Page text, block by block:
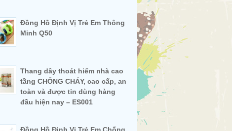
Đồng Hồ Định Vị Trẻ Em Thông
Minh Q50
Thang dây thoát hiểm nhà cao
tầng CHỐNG CHÁY, cao cấp, an
toàn và được tin dùng hàng
đầu hiện nay – ES001